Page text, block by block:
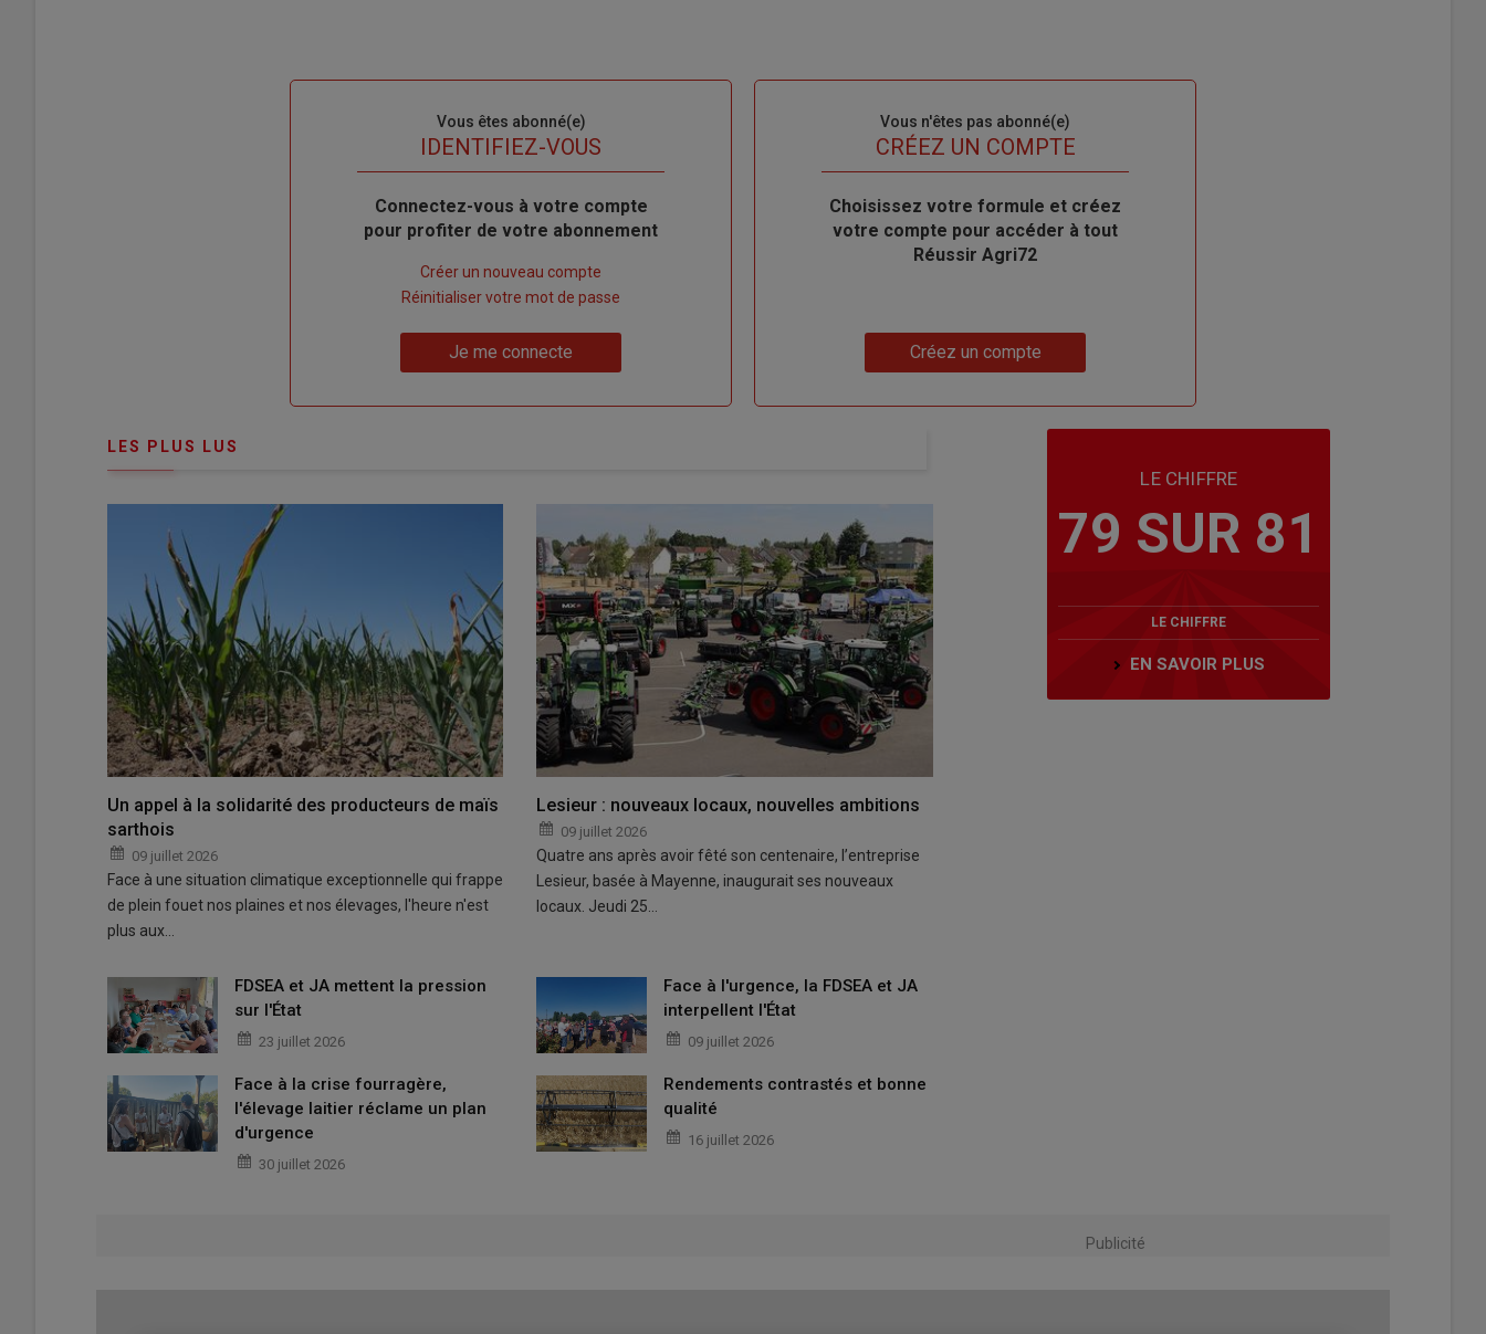
Vous êtes abonné(e)
IDENTIFIEZ-VOUS
Body
Connectez-vous à votre compte
pour profiter de votre abonnement
compte"
Créer un nouveau compte
Réinitialiser votre mot de passe
Je me connecte
Vous n'êtes pas abonné(e)
TITRECRÉEZ UN COMPTE
Body
Choisissez votre formule et créez
votre compte pour accéder à tout
Réussir Agri72
Créez un compte
LES PLUS LUS
Un appel à la solidarité des producteurs de maïs
sarthois
09 juillet 2026
Face à une situation climatique exceptionnelle qui frappe
de plein fouet nos plaines et nos élevages, l'heure n'est
plus aux…
Lesieur : nouveaux locaux, nouvelles ambitions
09 juillet 2026
Quatre ans après avoir fêté son centenaire, l’entreprise
Lesieur, basée à Mayenne, inaugurait ses nouveaux
locaux. Jeudi 25…
FDSEA et JA mettent la pression
sur l'État
23 juillet 2026
Face à l'urgence, la FDSEA et JA
interpellent l'État
09 juillet 2026
Face à la crise fourragère,
l'élevage laitier réclame un plan
d'urgence
30 juillet 2026
Rendements contrastés et bonne
qualité
16 juillet 2026
LE CHIFFRE
79 SUR 81
LE CHIFFRE
EN SAVOIR PLUS
Publicité